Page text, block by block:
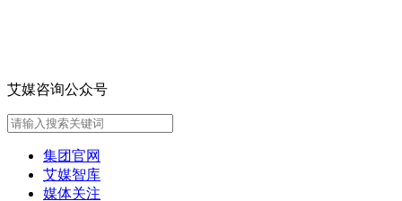
艾媒咨询公众号
集团官网
艾媒智库
媒体关注